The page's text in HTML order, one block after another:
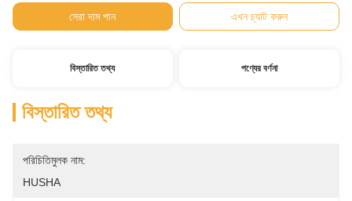
সেরা দাম পান এখন চ্যাট করুন
বিস্তারিত তথ্য পণ্যের বর্ণনা
বিস্তারিত তথ্য
পরিচিতিমুলক নাম:
HUSHA